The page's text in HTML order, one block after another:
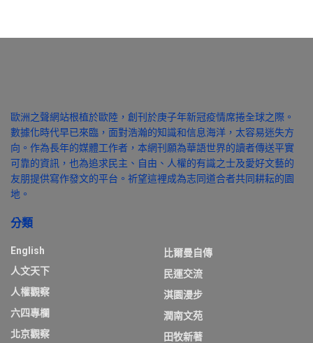
歐洲之聲網站根植於歐陸，創刊於庚子年新冠疫情席捲全球之際。
數據化時代早已來臨，面對浩瀚的知識和信息海洋，太容易迷失方
向。作為長年的媒體工作者，本網刊願為華語世界的讀者傳送平實
可靠的資訊，也為追求民主、自由、人權的有識之士及愛好文藝的
友朋提供寫作發文的平台。祈望這裡成為志同道合者共同耕耘的園
地。
分類
English
人文天下
人權觀察
六四專欄
北京觀察
比爾曼自傳
民運交流
淇園漫步
潤南文苑
田牧新著